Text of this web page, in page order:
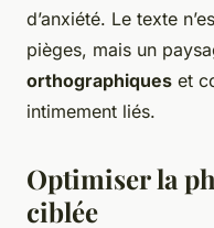
d’anxiété. Le texte
pièges, mais un
orthographiques et
intimement liés.
Optimiser la
ciblée